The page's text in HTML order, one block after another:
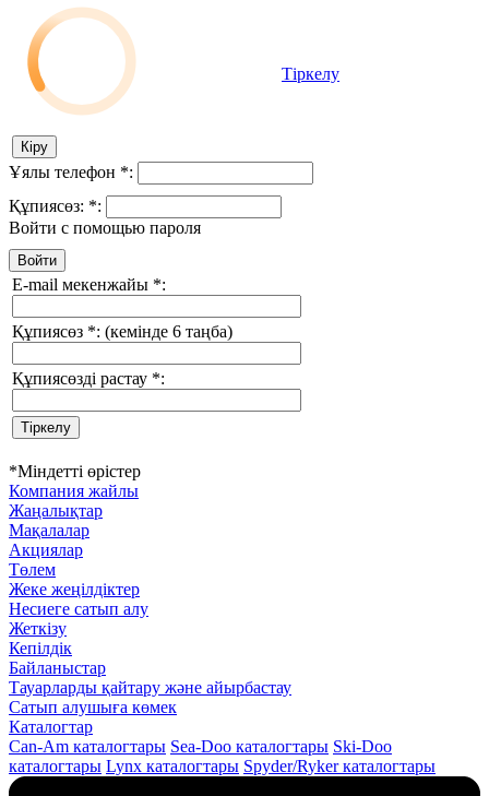
Тіркелу
Ұялы телефон *:
Құпиясөз: *:
Войти с помощью пароля
E-mail мекенжайы *:
Құпиясөз *: (кемінде 6 таңба)
Құпиясөзді растау *:
*Міндетті өрістер
Компания жайлы
Жаңалықтар
Мақалалар
Акциялар
Төлем
Жеке жеңілдіктер
Несиеге сатып алу
Жеткізу
Кепілдік
Байланыстар
Тауарларды қайтару және айырбастау
Сатып алушыға көмек
Каталогтар
Can-Am каталогтары Sea-Doo каталогтары Ski-Doo
каталогтары Lynx каталогтары Spyder/Ryker каталогтары